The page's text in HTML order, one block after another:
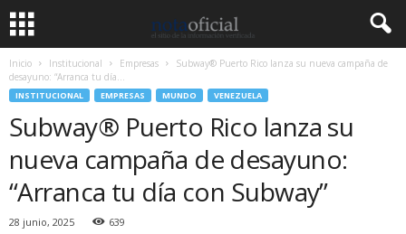
Inicio Institucional Empresas
Subway® Puerto Rico lanza su nueva campaña de
desayuno: “Arranca tu día...
INSTITUCIONAL EMPRESAS MUNDO VENEZUELA
Subway® Puerto Rico lanza su
nueva campaña de desayuno:
“Arranca tu día con Subway”
28 junio, 2025 639